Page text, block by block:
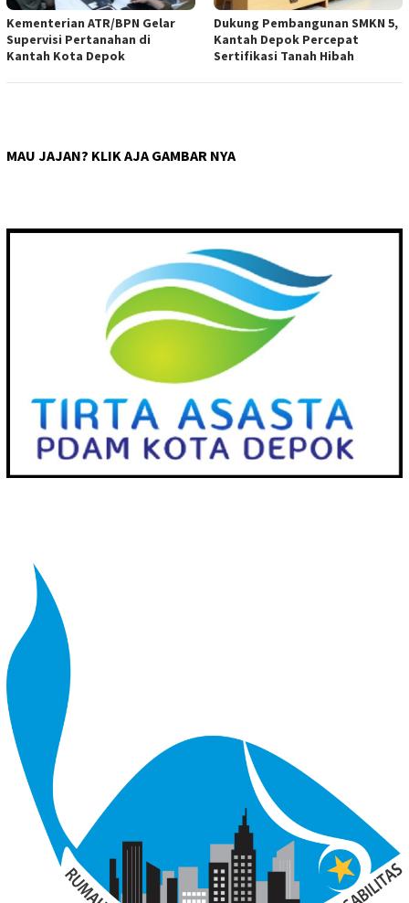
Kementerian ATR/BPN Gelar
Supervisi Pertanahan di
Kantah Kota Depok
Dukung Pembangunan SMKN 5,
Kantah Depok Percepat
Sertifikasi Tanah Hibah
MAU JAJAN? KLIK AJA GAMBAR NYA